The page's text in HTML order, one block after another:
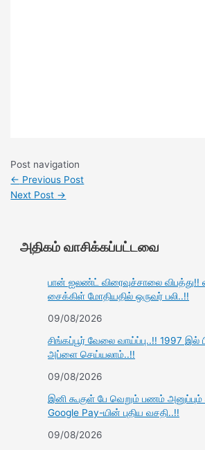
Post navigation
← Previous Post
Next Post →
அதிகம் வாசிக்கப்பட்டவை
பான் ஐலண்ட் விரைவுச்சாலை விபத்து!!
சைக்கிள் மோதியதில் ஒருவர் பலி..!!
09/08/2026
சிங்கப்பூர் வேலை வாய்ப்பு..!! 1997
அப்ளை செய்யலாம்..!!
09/08/2026
இனி கூகுள் பே வெறும் பணம்
Google Pay-யின் புதிய வசதி..!!
09/08/2026